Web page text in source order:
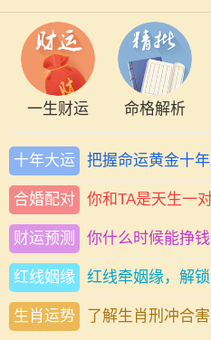
一生财运 命格解析
十年大运 把握命运黄金十
合婚配对 你和TA是天生一
财运预测 你什么时候能挣钱
红线姻缘 红线牵姻缘，解
生肖运势 了解生肖刑冲合
在中国